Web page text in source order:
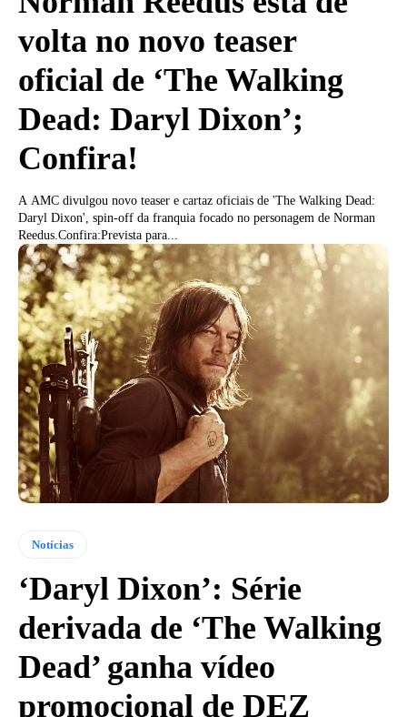
volta no novo teaser
oficial de ‘The Walking
Dead: Daryl Dixon’;
Confira!
A AMC divulgou novo teaser e cartaz oficiais de 'The Walking Dead:
Daryl Dixon', spin-off da franquia focado no personagem de Norman
Reedus.Confira:Prevista para...
Notícias
‘Daryl Dixon’: Série
derivada de ‘The Walking
Dead’ ganha vídeo
promocional de DEZ